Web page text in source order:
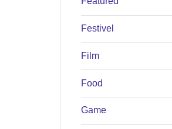
Festivel
Film
Food
Game